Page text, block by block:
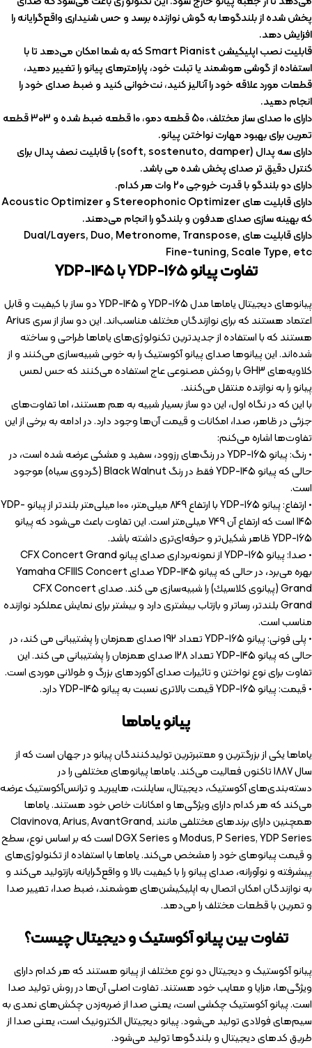
پخش شده از بلندگوها به گوش نوازنده برسد و حس شنیداری واقع‌گرایانه را
افزایش دهد.
قابلیت نصب اپلیکیشن Smart Pianist که به شما امکان می‌دهد تا با
استفاده از گوشی هوشمند یا تبلت خود، پارامترهای پیانو را تغییر دهید،
قطعات مورد علاقه خود را آنالیز کنید، نت‌خوانی کنید و ضبط صدای خود را
انجام دهید.
دارای 10 صدای ساز مختلف، 50 قطعه دمو، 10 قطعه ضبط شده و 303 قطعه
تمرین برای بهبود مهارت نواختن پیانو.
دارای سه پدال (soft, sostenuto, damper) با قابلیت نصف پدال برای
کنترل دقیق تر صدای پخش شده می باشد.
دارای دو بلندگو با قدرت خروجی 20 وات هر کدام.
دارای قابلیت های Stereophonic Optimizer و Acoustic Optimizer
که بهینه سازی صدای هدفون و بلندگو را انجام می‌دهند.
دارای قابلیت های Dual/Layers, Duo, Metronome, Transpose,
Fine-tuning, Scale Type, etc
تفاوت پیانو YDP-165 با YDP-145
پیانوهای دیجیتال یاماها مدل YDP-165 و YDP-145 دو ساز با کیفیت و قابل
اعتماد هستند که برای نوازندگان مختلف مناسب‌اند. این دو ساز از سری Arius
هستند که با استفاده از جدیدترین تکنولوژی‌های یاماها طراحی و ساخته
شده‌اند. این پیانوها صدای پیانو آکوستیک را به خوبی شبیه‌سازی می‌کنند و از
کلاویه‌های GH3 با روکش مصنوعی عاج استفاده می‌کنند که حس لمس
پیانو را به نوازنده منتقل می‌کنند.
با این که در نگاه اول، این دو ساز بسیار شبیه به هم هستند، اما تفاوت‌های
جزئی در ظاهر، صدا، امکانات و قیمت آن‌ها وجود دارد. در ادامه به برخی از این
تفاوت‌ها اشاره می‌کنم:
• رنگ: پیانو YDP-165 در رنگ‌های رزوود، سفید و مشکی عرضه شده است، در
حالی که پیانو YDP-145 فقط در رنگ Black Walnut (گردوی سیاه) موجود
است.
• ارتفاع: پیانو YDP-165 با ارتفاع 849 میلی‌متر، ۱۰۰ میلی‌متر بلندتر از پیانو YDP-
145 است که ارتفاع آن 749 میلی‌متر است. این تفاوت باعث می‌شود که پیانو
YDP-165 ظاهر شکیل‌تر و حرفه‌ای‌تری داشته باشد.
بهره می‌برد، در حالی كه پيانو YDP-145 صدای Yamaha CFIIIS Concert
Grand (پيانوی كلاسيك) را شبيه‌سازی می كند. صدای CFX Concert
Grand بلندتر، رساتر و بازتاب بيشتری دارد و بيشتر برای نمایش عملکرد نوازنده
مناسب است.
• پلی فونی: پيانو YDP-165 تعداد 192 صدای همزمان را پشتيبانی می كند، در
حالی كه پيانو YDP-145 تعداد 128 صدای همزمان را پشتيبانی می كند. این
تفاوت برای نوع نواختن و تاثیرات صدای آکوردهای بزرگ و طولانی موردی است.
• قیمت: پیانو YDP-165 قیمت بالاتری نسبت به پیانو YDP-145 دارد.
پیانو یاماها
یاماها یکی از بزرگترین و معتبرترین تولیدکنندگان پیانو در جهان است که از
سال 1887 تاکنون فعالیت می‌کند. یاماها پیانوهای مختلفی را در
دسته‌بندی‌های آکوستیک، دیجیتال، سایلنت، هایبرید و ترانس‌آکوستیک عرضه
می‌کند که هر کدام دارای ویژگی‌ها و امکانات خاص خود هستند. یاماها
همچنین دارای برندهای مختلفی مانند Clavinova, Arius, AvantGrand,
Modus, P Series, YDP Series و DGX Series است که بر اساس نوع، سطح
و قیمت پیانوهای خود را مشخص می‌کند. یاماها با استفاده از تکنولوژی‌های
پیشرفته و نوآورانه، صدای پیانو را با کیفیت بالا و واقع‌گرایانه بازتولید می‌کند و
به نوازندگان امکان اتصال به اپلیکیشن‌های هوشمند، ضبط صدا، تغییر صدا
و تمرین با قطعات مختلف را می‌دهد.
تفاوت بین پیانو آکوستیک و دیجیتال چیست؟
پیانو آکوستیک و دیجیتال دو نوع مختلف از پیانو هستند که هر کدام دارای
ویژگی‌ها، مزایا و معایب خود هستند. تفاوت اصلی آن‌ها در روش تولید صدا
است. پیانو آکوستیک چکشی است، یعنی صدا از ضربه‌زدن چکش‌های نمدی به
سیم‌های فولادی تولید می‌شود. پیانو دیجیتال الکترونیک است، یعنی صدا از
طریق کدهای دیجیتال و بلندگوها تولید می‌شود.